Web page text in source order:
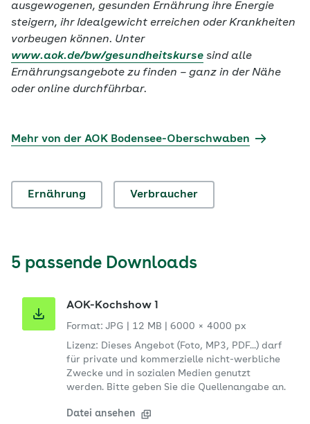
ausgewogenen, gesunden Ernährung ihre Energie
steigern, ihr Idealgewicht erreichen oder Krankheiten
vorbeugen können. Unter
www.aok.de/bw/gesundheitskurse sind alle
Ernährungsangebote zu finden – ganz in der Nähe
oder online durchführbar.
Mehr von der AOK Bodensee-Oberschwaben
Ernährung Verbraucher
5 passende Downloads
AOK-Kochshow 1
Format: JPG 12 MB
6000 × 4000 px
Lizenz: Dieses Angebot (Foto, MP3, PDF...) darf
für private und kommerzielle nicht-werbliche
Zwecke und in sozialen Medien genutzt
werden. Bitte geben Sie die Quellenangabe an.
Datei ansehen